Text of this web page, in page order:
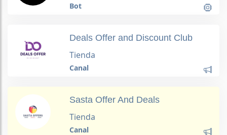
Bot
Deals Offer and Discount Club
Tienda
Canal
Sasta Offer And Deals
Tienda
Canal